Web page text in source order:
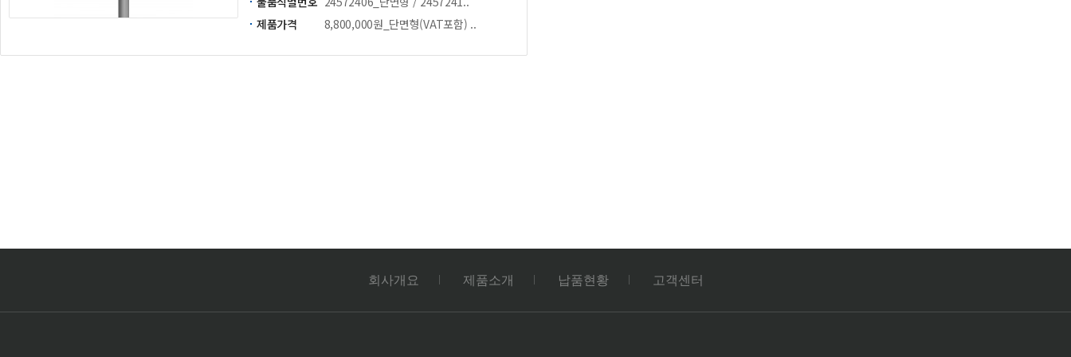
제품가격
8,800,000원_단면형(VAT포함) ..
회사개요 제품소개 납품현황 고객센터